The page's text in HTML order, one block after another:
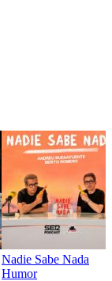
Nadie Sabe Nada
Humor